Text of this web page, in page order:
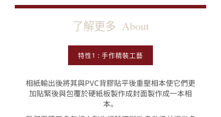
了解更多 About
特性1 : 手作精裝工藝
相紙輸出後將其與PVC背膠貼平後重壓相本使它們更
加貼緊後與包覆於硬紙板製作成封面製作成一本相
本。